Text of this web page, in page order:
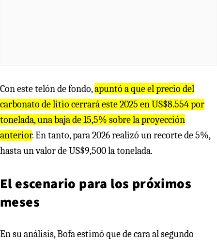
Con este telón de fondo,apuntó a que el precio del
carbonato de litio cerrará este 2025 en US$8.554 por
tonelada, una baja de 15,5% sobre la proyección
anterior. En tanto, para 2026 realizó un recorte de 5%,
hasta un valor de US$9,500 la tonelada.
El escenario para los próximos
meses
En su análisis, Bofa estimó que de cara al segundo